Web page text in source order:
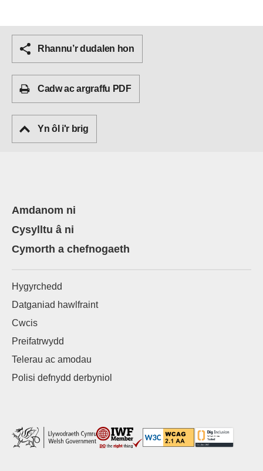
Rhannu’r dudalen hon
Cadw ac argraffu PDF
Yn ôl i'r brig
Amdanom ni
Cysylltu â ni
Cymorth a chefnogaeth
Hygyrchedd
Datganiad hawlfraint
Cwcis
Preifatrwydd
Telerau ac amodau
Polisi defnydd derbyniol